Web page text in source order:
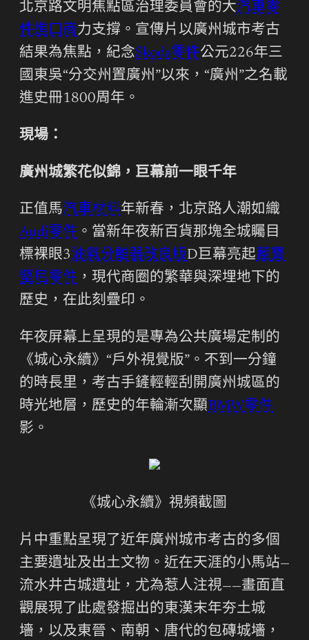
北京路文明焦點區治理委員會的大汽車零
件進口商力支撐。宣傳片以廣州城市考古
結果為焦點，紀念Skoda零件公元226年三
國東吳“分交州置廣州”以來，“廣州”之名載
進史冊1800周年。
現場：
廣州城繁花似錦，巨幕前一眼千年
正值馬汽車材料年新春，北京路人潮如織
Audi零件 。當新年夜新百貨那塊全城矚目
標裸眼3油氣分離器改良版D巨幕亮起藍寶
堅尼零件 ，現代商圈的繁華與深埋地下的
歷史，在此刻疊印。
年夜屏幕上呈現的是專為公共廣場定制的
《城心永續》“戶外視覺版”。不到一分鐘
的時長里，考古手鏟輕輕刮開廣州城區的
時光地層，歷史的年輪漸次顯BMW零件
影。
《城心永續》視頻截圖
片中重點呈現了近年廣州城市考古的多個
主要遺址及出土文物。近在天涯的小馬站—
流水井古城遺址，尤為惹人注視——畫面直
觀展現了此處發掘出的東漢末年夯土城
墻，以及東晉、南朝、唐代的包磚城墻，